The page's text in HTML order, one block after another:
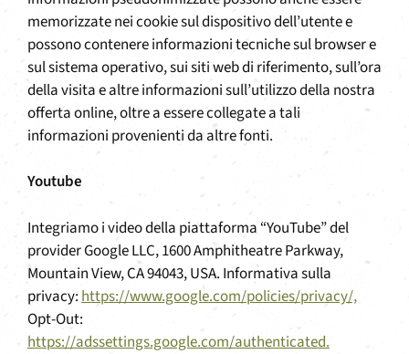
memorizzate nei cookie sul dispositivo dell’utente e
possono contenere informazioni tecniche sul browser e
sul sistema operativo, sui siti web di riferimento, sull’ora
della visita e altre informazioni sull’utilizzo della nostra
offerta online, oltre a essere collegate a tali
informazioni provenienti da altre fonti.
Youtube
Integriamo i video della piattaforma “YouTube” del
provider Google LLC, 1600 Amphitheatre Parkway,
Mountain View, CA 94043, USA. Informativa sulla
privacy: https://www.google.com/policies/privacy/,
Opt-Out:
https://adssettings.google.com/authenticated.